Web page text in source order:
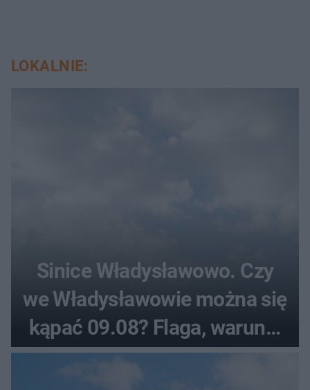
LOKALNIE:
Sinice Władysławowo. Czy
we Władysławowie można się
kąpać 09.08? Flaga, warunki
pogodowe